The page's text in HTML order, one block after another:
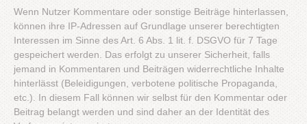
Wenn Nutzer Kommentare oder sonstige Beiträge hinterlassen,
können ihre IP-Adressen auf Grundlage unserer berechtigten
Interessen im Sinne des Art. 6 Abs. 1 lit. f. DSGVO für 7 Tage
gespeichert werden. Das erfolgt zu unserer Sicherheit, falls
jemand in Kommentaren und Beiträgen widerrechtliche Inhalte
hinterlässt (Beleidigungen, verbotene politische Propaganda,
etc.). In diesem Fall können wir selbst für den Kommentar oder
Beitrag belangt werden und sind daher an der Identität des